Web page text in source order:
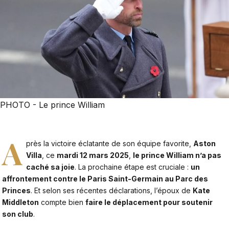
PHOTO - Le prince William
A près la victoire éclatante de son équipe favorite, Aston
Villa , ce mardi 12 mars 2025 le prince William n’a pas
caché sa joie. La prochaine étape est cruciale : un
affrontement contre le Paris Saint-Germain au Parc des
Princes. Et selon ses récentes déclarations, l’époux de Kate
Middleton compte bien faire le déplacement pour soutenir
son club.